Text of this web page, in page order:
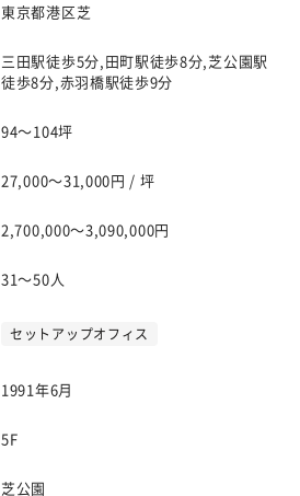
東京都港区芝
三田駅徒歩5分,田町駅徒歩8分,芝公園駅
徒歩8分,赤羽橋駅徒歩9分
94～104坪
27,000～31,000円 / 坪
2,700,000～3,090,000円
31～50人
セットアップオフィス
1991年6月
5F
芝公園